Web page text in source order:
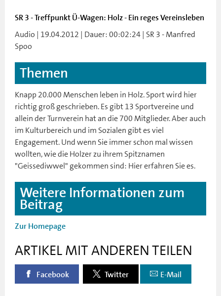
SR 3 - Treffpunkt Ü-Wagen: Holz - Ein reges Vereinsleben
Audio | 19.04.2012 | Dauer: 00:02:24 | SR 3 - Manfred
Spoo
Themen
Knapp 20.000 Menschen leben in Holz. Sport wird hier
richtig groß geschrieben. Es gibt 13 Sportvereine und
allein der Turnverein hat an die 700 Mitglieder. Aber auch
im Kulturbereich und im Sozialen gibt es viel
Engagement. Und wenn Sie immer schon mal wissen
wollten, wie die Holzer zu ihrem Spitznamen
"Geissediwwel" gekommen sind: Hier erfahren Sie es.
Weitere Informationen zum
Beitrag
Zur Homepage
ARTIKEL MIT ANDEREN TEILEN
Facebook Twitter E-Mail